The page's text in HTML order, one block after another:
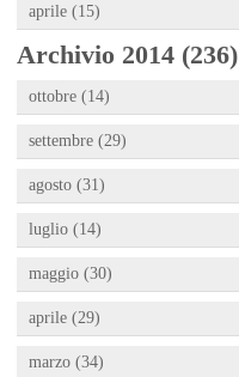
aprile (15)
Archivio 2014 (236)
ottobre (14)
settembre (29)
agosto (31)
luglio (14)
maggio (30)
aprile (29)
marzo (34)